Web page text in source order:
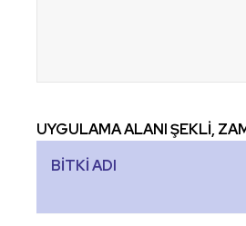
UYGULAMA ALANI ŞEKLİ,
BİTKİ ADI